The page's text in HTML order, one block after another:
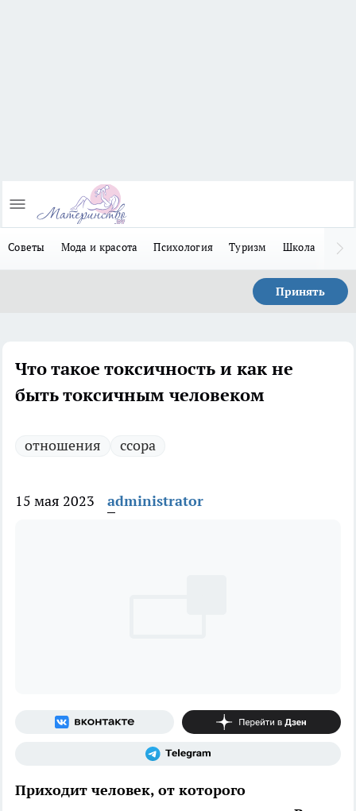
Советы Мода и красота Психология Туризм Школа
Принять
Что такое токсичность и как не
быть токсичным человеком
отношения ссора
15 мая 2023 administrator
Приходит человек, от которого